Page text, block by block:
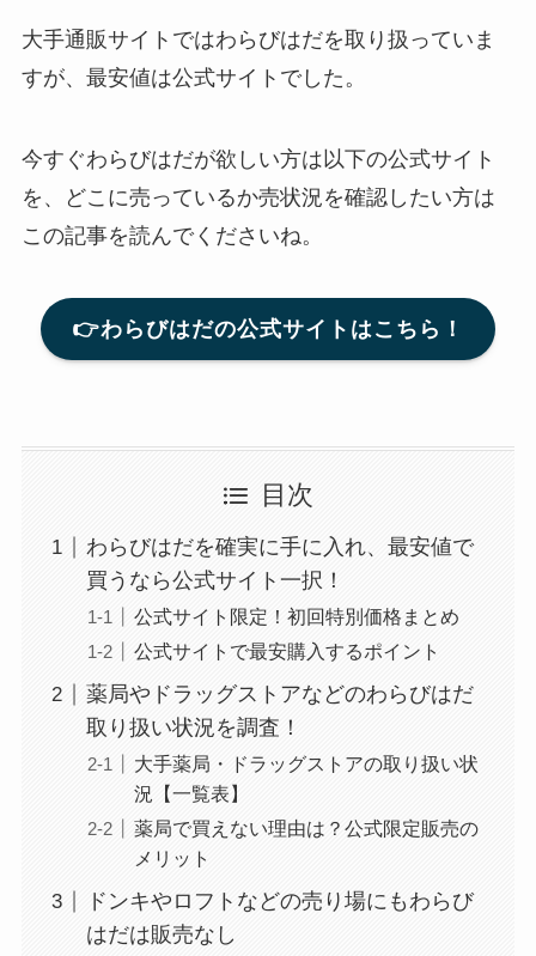
大手通販サイトではわらびはだを取り扱っていま
すが、最安値は公式サイトでした。
今すぐわらびはだが欲しい方は以下の公式サイト
を、どこに売っているか売状況を確認したい方は
この記事を読んでくださいね。
👉わらびはだの公式サイトはこちら！
目次
わらびはだを確実に手に入れ、最安値で
買うなら公式サイト一択！
公式サイト限定！初回特別価格まとめ
公式サイトで最安購入するポイント
薬局やドラッグストアなどのわらびはだ
取り扱い状況を調査！
大手薬局・ドラッグストアの取り扱い状
況【一覧表】
薬局で買えない理由は？公式限定販売の
メリット
ドンキやロフトなどの売り場にもわらび
はだは販売なし